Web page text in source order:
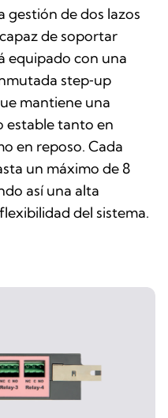
gestión de dos lazos
de soportar
equipado con una
step‑up
mantiene una
estable tanto en
en reposo. Cada
un máximo de 8
así una alta
del sistema.